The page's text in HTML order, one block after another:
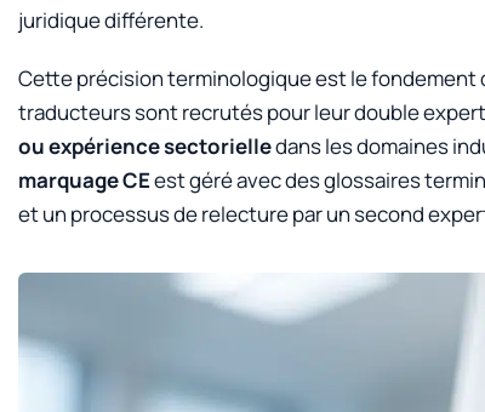
juridique différente.
Cette précision terminologique est le fondement
traducteurs sont recrutés pour leur double
ou expérience sectorielledans les domaines
marquage CEest géré avec des glossaires
et un processus de relecture par un second